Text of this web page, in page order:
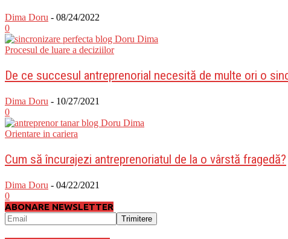
Dima Doru - 08/24/2022
0
Procesul de luare a deciziilor
De ce succesul antreprenorial necesită de multe ori o
Dima Doru - 10/27/2021
0
Orientare in cariera
Cum să încurajezi antreprenoriatul de la o vârstă fragedă?
Dima Doru - 04/22/2021
0
ABONARE NEWSLETTER